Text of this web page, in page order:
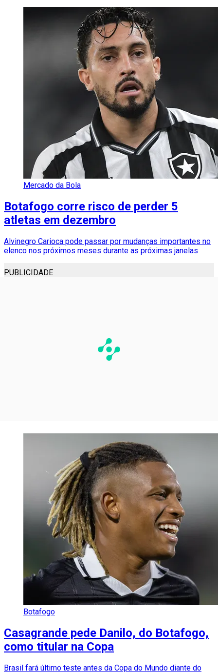
Mercado da Bola
Botafogo corre risco de perder 5
atletas em dezembro
Alvinegro Carioca pode passar por mudanças importantes no
elenco nos próximos meses durante as próximas janelas
PUBLICIDADE
Botafogo
Casagrande pede Danilo, do Botafogo,
como titular na Copa
Brasil fará último teste antes da Copa do Mundo diante do